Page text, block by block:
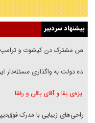
پیشنهاد سردبیر
رقص مشترک دن کیشوت و ترامپ
دنده دولت به واگذاری
غریزه‌ی بقا و آقای باقی و رفقا
جراحی‌های زیبایی با مدرک